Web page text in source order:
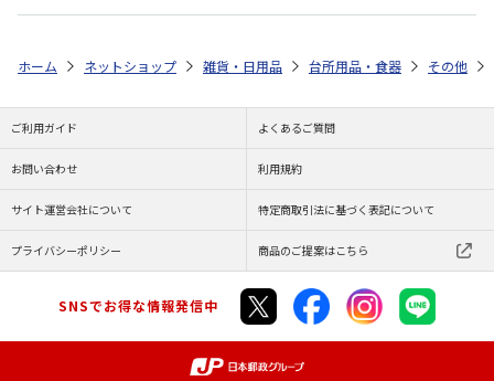
ホーム ネットショップ 雑貨・日用品 台所用品・食器 その他
ご利用ガイド よくあるご質問
お問い合わせ 利用規約
サイト運営会社について 特定商取引法に基づく表記について
プライバシーポリシー 商品のご提案はこちら
SNSでお得な情報発信中